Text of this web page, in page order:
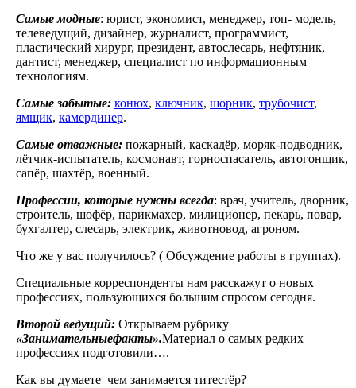
Самые модные: юрист, экономист, менеджер, топ- модель,
телеведущий, дизайнер, журналист, программист,
пластический хирург, президент, автослесарь, нефтяник,
дантист, менеджер, специалист по информационным
технологиям.
Самые забытые: конюх, ключник, шорник, трубочист,
ямщик, камердинер.
Самые отважные: пожарный, каскадёр, моряк-подводник,
лётчик-испытатель, космонавт, горноспасатель, автогонщик,
сапёр, шахтёр, военный.
Профессии, которые нужны всегда: врач, учитель, дворник,
строитель, шофёр, парикмахер, милиционер, пекарь, повар,
бухгалтер, слесарь, электрик, животновод, агроном.
Что же у вас получилось? ( Обсуждение работы в группах).
Специальные корреспонденты нам расскажут о новых
профессиях, пользующихся большим спросом сегодня.
Второй ведущий: Открываем рубрику
«Занимательныефакты».Материал о самых редких
профессиях подготовили….
Как вы думаете чем занимается титестёр?